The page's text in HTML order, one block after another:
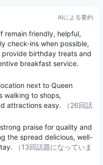
AIによる要約
remain friendly, helpful,
check-ins when possible,
birthday treats and
breakfast service.
next to Queen
walking to shops,
attractions easy.
（26回話
praise for quality and
the spread delicious, well-
（13回話題になっていま